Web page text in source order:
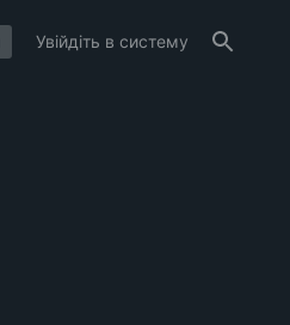
Увійдіть в систему